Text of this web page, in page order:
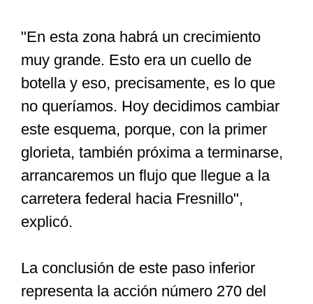
"En esta zona habrá un crecimiento
muy grande. Esto era un cuello de
botella y eso, precisamente, es lo que
no queríamos. Hoy decidimos cambiar
este esquema, porque, con la primer
glorieta, también próxima a terminarse,
arrancaremos un flujo que llegue a la
carretera federal hacia Fresnillo",
explicó.
La conclusión de este paso inferior
representa la acción número 270 del